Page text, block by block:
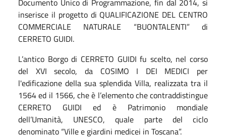
inserisce il progetto di QUALIFICAZIONE DEL CENTRO
COMMERCIALE NATURALE “BUONTALENTI” di
CERRETO GUIDI.
L’antico Borgo di CERRETO GUIDI fu scelto, nel corso
del XVI secolo, da COSIMO I DEI MEDICI per
l'edificazione della sua splendida Villa, realizzata tra il
1564 ed il 1566, che è l’elemento che contraddistingue
CERRETO GUIDI ed è Patrimonio mondiale
dell’Umanità, UNESCO, quale parte del ciclo
denominato “Ville e giardini medicei in Toscana”.